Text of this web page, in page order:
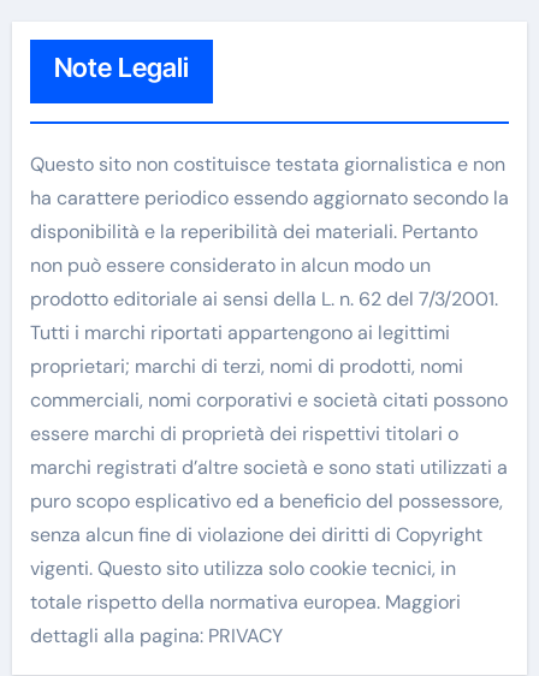
Note Legali
Questo sito non costituisce testata giornalistica e non
ha carattere periodico essendo aggiornato secondo la
disponibilità e la reperibilità dei materiali. Pertanto
non può essere considerato in alcun modo un
prodotto editoriale ai sensi della L. n. 62 del 7/3/2001.
Tutti i marchi riportati appartengono ai legittimi
proprietari; marchi di terzi, nomi di prodotti, nomi
commerciali, nomi corporativi e società citati possono
essere marchi di proprietà dei rispettivi titolari o
marchi registrati d’altre società e sono stati utilizzati a
puro scopo esplicativo ed a beneficio del possessore,
senza alcun fine di violazione dei diritti di Copyright
vigenti. Questo sito utilizza solo cookie tecnici, in
totale rispetto della normativa europea. Maggiori
dettagli alla pagina: PRIVACY